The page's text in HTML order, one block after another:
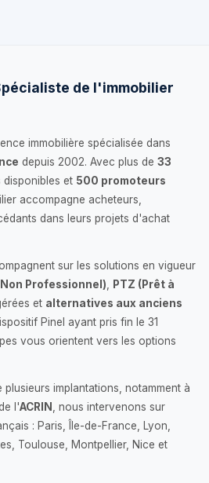
de l'immobilier
immobilière spécialisée dans
depuis 2002. Avec plus de 33
disponibles et 500 promoteurs
accompagne acheteurs,
dans leurs projets d'achat
sur les solutions en vigueur
Professionnel)
PTZ (Prêt à
et alternatives aux anciens
Pinel ayant pris fin le 31
vous orientent vers les options
plusieurs implantations, notamment à
l'ACRIN
, nous intervenons sur
: Paris, Île-de-France, Lyon,
Toulouse, Montpellier, Nice et